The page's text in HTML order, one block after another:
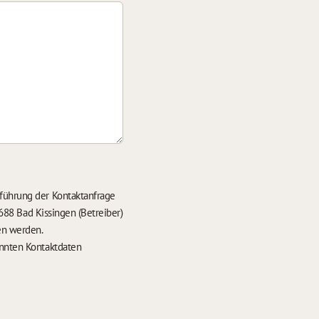
der Kontaktanfrage
Bad Kissingen (Betreiber)
werden.
Kontaktdaten